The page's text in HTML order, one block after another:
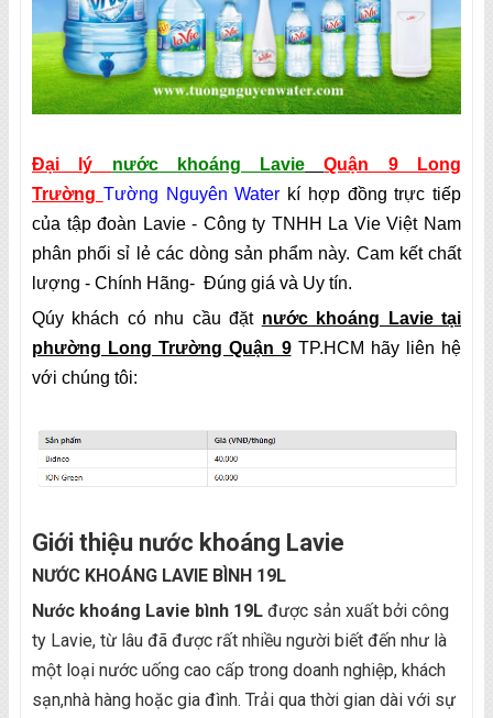
Đại lý nước khoáng Lavie
Quận 9 Long
Trường Tường Nguyên Water kí hợp đồng trực tiếp
của tập đoàn Lavie - Công ty TNHH La Vie Việt Nam
phân phối sỉ lẻ các dòng sản phẩm này. Cam kết chất
lượng - Chính Hãng- Đúng giá và Uy tín.
Qúy khách có nhu cầu đặt nước khoáng Lavie tại
phường Long Trường Quận 9TP.HCM hãy liên hệ
với chúng tôi:
Giới thiệu nước khoáng Lavie
NƯỚC KHOÁNG LAVIE BÌNH 19L
Nước khoáng Lavie bình 19L được sản xuất bởi công
ty Lavie, từ lâu đã được rất nhiều người biết đến như là
một loại nước uống cao cấp trong doanh nghiệp, khách
sạn,nhà hàng hoặc gia đình. Trải qua thời gian dài với sự